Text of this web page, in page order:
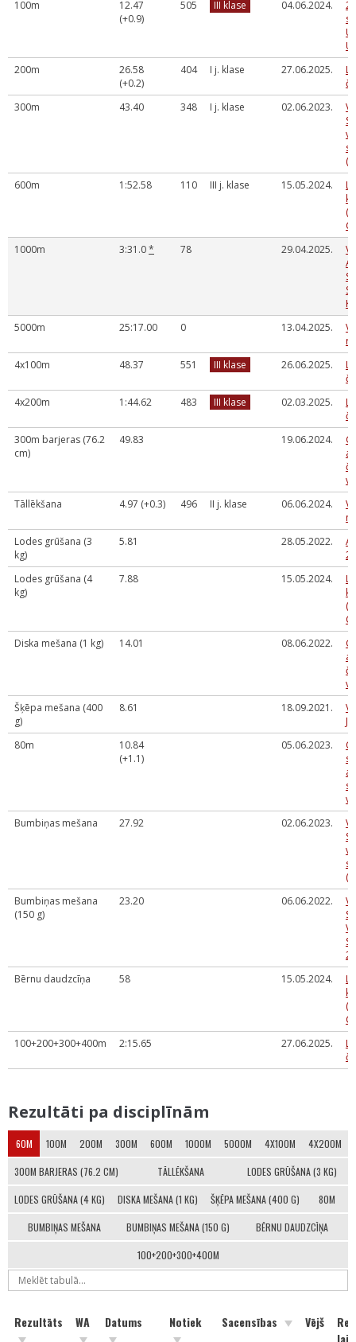
100m
12.47
(+0.9)
505 III klase 04.06.2024.
200m
26.58
(+0.2)
404 I j. klase 27.06.2025.
300m
43.40 348 I j. klase 02.06.2023.
600m
1:52.58 110 III j. klase 15.05.2024.
1000m
3:31.0* 78 29.04.2025.
5000m
25:17.00 0 13.04.2025.
4x100m
48.37 551 III klase 26.06.2025.
4x200m
1:44.62 483 III klase 02.03.2025.
300m barjeras (76.2
cm)
49.83 19.06.2024.
Tāllēkšana
4.97 (+0.3) 496 II j. klase 06.06.2024.
Lodes grūšana (3
kg)
5.81 28.05.2022.
Lodes grūšana (4
kg)
7.88 15.05.2024.
Diska mešana (1 kg)
14.01 08.06.2022.
Šķēpa mešana (400
g)
8.61 18.09.2021.
80m
10.84
(+1.1)
05.06.2023.
Bumbiņas mešana
27.92 02.06.2023.
Bumbiņas mešana
(150 g)
23.20 06.06.2022.
Bērnu daudzcīņa
58 15.05.2024.
100+200+300+400m
2:15.65 27.06.2025.
Rezultāti pa disciplīnām
60M 100M 200M 300M 600M 1000M 5000M 4X100M 4X200M
300M BARJERAS (76.2 CM) TĀLLĒKŠANA LODES GRŪŠANA (3 KG)
LODES GRŪŠANA (4 KG) DISKA MEŠANA (1 KG) ŠĶĒPA MEŠANA (400 G) 80M
BUMBIŅAS MEŠANA BUMBIŅAS MEŠANA (150 G) BĒRNU DAUDZCĪŅA
100+200+300+400M
Rezultāts WA Datums Notiek Sacensības Vējš